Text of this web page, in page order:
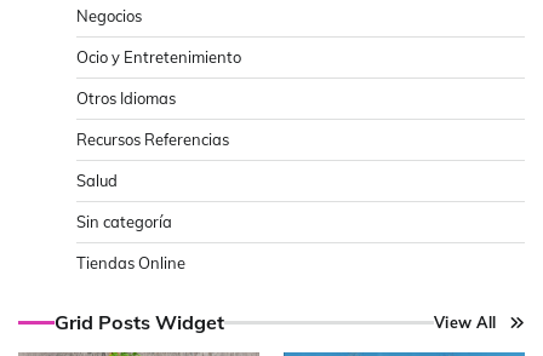
Negocios
Ocio y Entretenimiento
Otros Idiomas
Recursos Referencias
Salud
Sin categoría
Tiendas Online
Grid Posts Widget View All